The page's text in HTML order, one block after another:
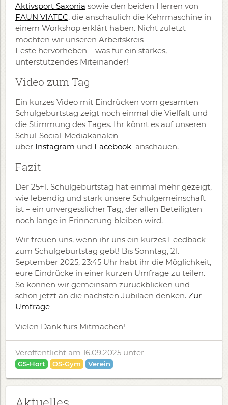
Aktivsport Saxonia sowie den beiden Herren von
FAUN VIATEC, die anschaulich die Kehrmaschine in
einem Workshop erklärt haben. Nicht zuletzt
möchten wir unseren Arbeitskreis
Feste hervorheben – was für ein starkes,
unterstützendes Miteinander!
​Video zum Tag​
Ein kurzes Video mit Eindrücken vom gesamten
Schulgeburtstag zeigt noch einmal die Vielfalt und
die Stimmung des Tages. Ihr könnt es auf unseren
Schul-Social-Mediakanälen
über Instagram und Facebook anschauen.
Fazit
Der 25+1. Schulgeburtstag hat einmal mehr gezeigt,
wie lebendig und stark unsere Schulgemeinschaft
ist – ein unvergesslicher Tag, der allen Beteiligten
noch lange in Erinnerung bleiben wird.
Wir freuen uns, wenn ihr uns ein kurzes Feedback
zum Schulgeburtstag gebt! Bis Sonntag, 21.
September 2025, 23:45 Uhr habt ihr die Möglichkeit,
eure Eindrücke in einer kurzen Umfrage zu teilen.
So können wir gemeinsam zurückblicken und
schon jetzt an die nächsten Jubiläen denken. Zur
Umfrage
Vielen Dank fürs Mitmachen!
Veröffentlicht am 16.09.2025 unter
GS-Hort OS-Gym Verein